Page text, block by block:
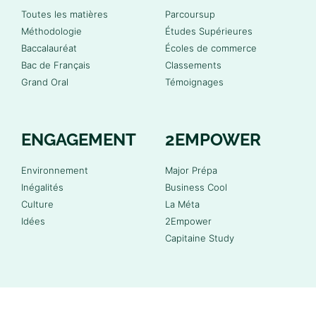
Toutes les matières
Méthodologie
Baccalauréat
Bac de Français
Grand Oral
Parcoursup
Études Supérieures
Écoles de commerce
Classements
Témoignages
ENGAGEMENT
Environnement
Inégalités
Culture
Idées
2EMPOWER
Major Prépa
Business Cool
La Méta
2Empower
Capitaine Study